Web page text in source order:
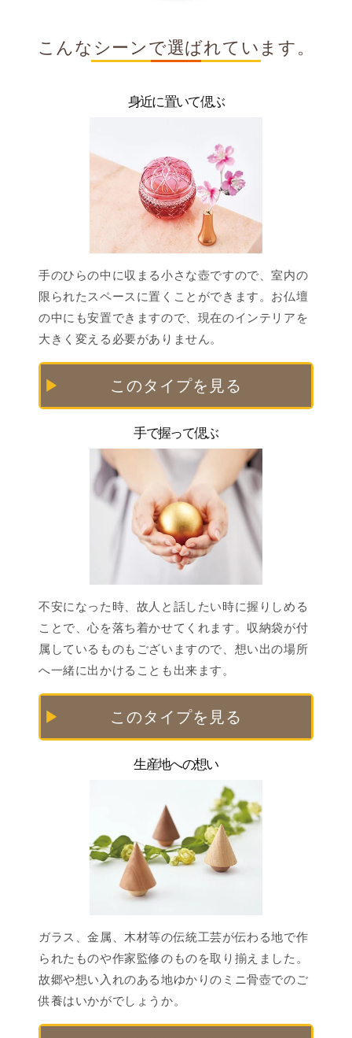
こんなシーンで選ばれています。
身近に置いて偲ぶ
⼿のひらの中に収まる⼩さな壺ですので、室内の
限られたスペースに置くことができます。お仏壇
の中にも安置できますので、現在のインテリアを
⼤きく変える必要がありません。
このタイプを見る
手で握って偲ぶ
不安になった時、故⼈と話したい時に握りしめる
ことで、⼼を落ち着かせてくれます。収納袋が付
属しているものもございますので、想い出の場所
へ⼀緒に出かけることも出来ます。
このタイプを見る
生産地への想い
ガラス、⾦属、⽊材等の伝統⼯芸が伝わる地で作
られたものや作家監修のものを取り揃えました。
故郷や想い⼊れのある地ゆかりのミニ⾻壺でのご
供養はいかがでしょうか。